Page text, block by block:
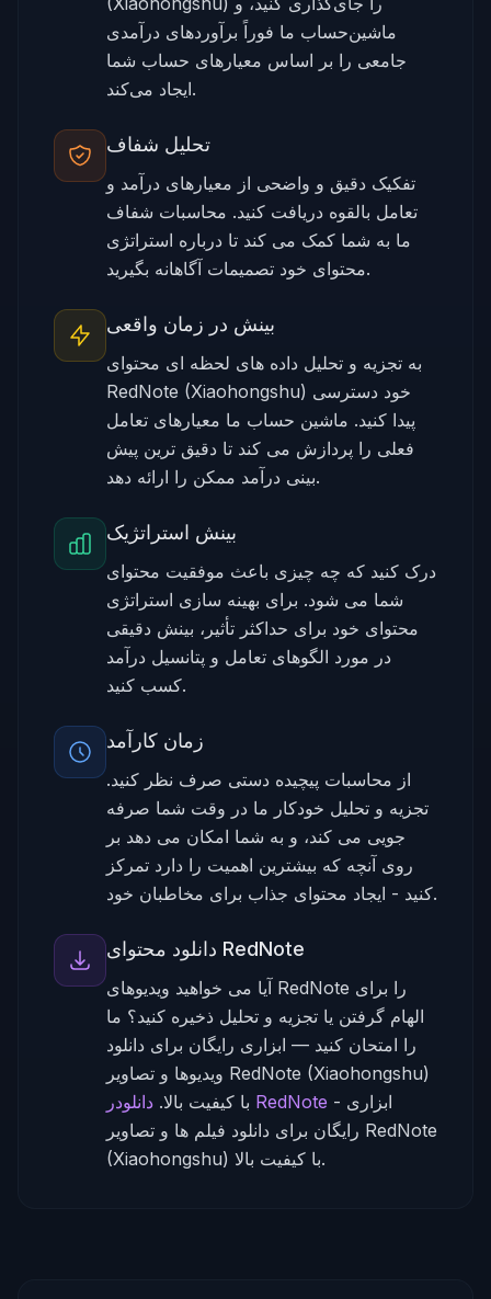
ماشین‌حساب ما فوراً برآوردهای درآمدی
جامعی را بر اساس معیارهای حساب شما
ایجاد می‌کند.
تحلیل شفاف
تفکیک دقیق و واضحی از معیارهای درآمد و
تعامل بالقوه دریافت کنید. محاسبات شفاف
ما به شما کمک می کند تا درباره استراتژی
محتوای خود تصمیمات آگاهانه بگیرید.
بینش در زمان واقعی
به تجزیه و تحلیل داده های لحظه ای محتوای
RedNote (Xiaohongshu) خود دسترسی
پیدا کنید. ماشین حساب ما معیارهای تعامل
فعلی را پردازش می کند تا دقیق ترین پیش
بینی درآمد ممکن را ارائه دهد.
بینش استراتژیک
درک کنید که چه چیزی باعث موفقیت محتوای
شما می شود. برای بهینه سازی استراتژی
محتوای خود برای حداکثر تأثیر، بینش دقیقی
در مورد الگوهای تعامل و پتانسیل درآمد
کسب کنید.
زمان کارآمد
از محاسبات پیچیده دستی صرف نظر کنید.
تجزیه و تحلیل خودکار ما در وقت شما صرفه
جویی می کند، و به شما امکان می دهد بر
روی آنچه که بیشترین اهمیت را دارد تمرکز
کنید - ایجاد محتوای جذاب برای مخاطبان خود.
دانلود محتوای RedNote
آیا می خواهید ویدیوهای RedNote را برای
الهام گرفتن یا تجزیه و تحلیل ذخیره کنید؟ ما
را امتحان کنید — ابزاری رایگان برای دانلود
ویدیوها و تصاویر RedNote (Xiaohongshu)
با کیفیت بالا. دانلودر RedNote - ابزاری
رایگان برای دانلود فیلم ها و تصاویر RedNote
(Xiaohongshu) با کیفیت بالا.